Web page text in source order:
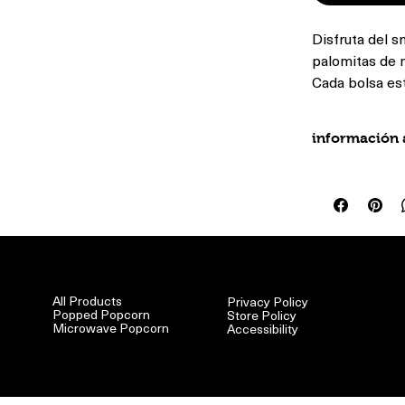
Disfruta del
palomitas de
Cada bolsa
individuales,
merienda
ingredientes
información
0% grasas
Grano
Sin
All Products
Popped Popcorn
Microwave Popcorn
Privacy Policy
Store Policy
Accessibility